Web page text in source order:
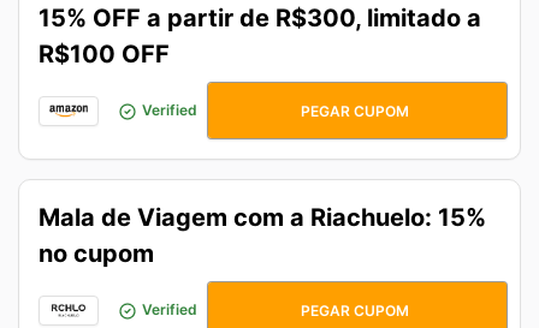
15% OFF a partir de R$300, limitado a
R$100 OFF
Verified MAIS7DO7
PEGAR CUPOM
Mala de Viagem com a Riachuelo: 15%
no cupom
Verified FERIADO
PEGAR CUPOM